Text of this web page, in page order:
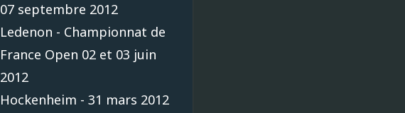
07 septembre 2012
Ledenon - Championnat de
France Open 02 et 03 juin
2012
Hockenheim - 31 mars 2012